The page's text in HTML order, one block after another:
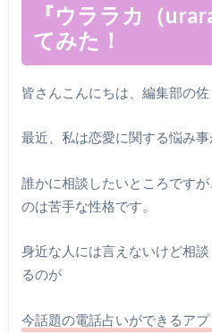
『ウララカ（
てみた！
皆さんこんにちは、編集部の佐
最近、私は恋愛に関する悩み
誰かに相談したいところです
のは苦手な性格です。
身近な人には言えないけど相
るのが
今話題の電話占いができるアプ